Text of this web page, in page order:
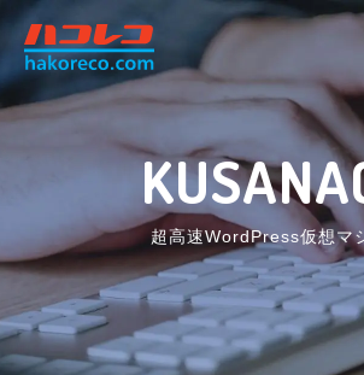
超高速WordPress仮想マ